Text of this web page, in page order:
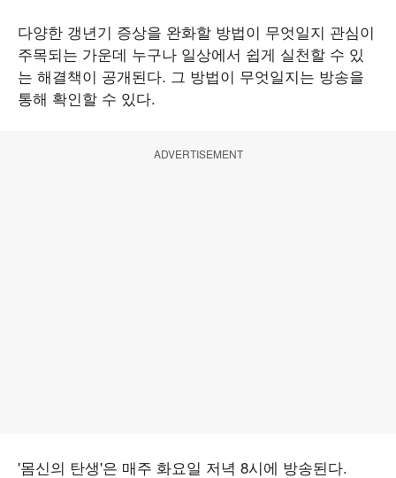
다양한 갱년기 증상을 완화할 방법이 무엇일지 관심이
주목되는 가운데 누구나 일상에서 쉽게 실천할 수 있
는 해결책이 공개된다. 그 방법이 무엇일지는 방송을
통해 확인할 수 있다.
ADVERTISEMENT
'몸신의 탄생'은 매주 화요일 저녁 8시에 방송된다.